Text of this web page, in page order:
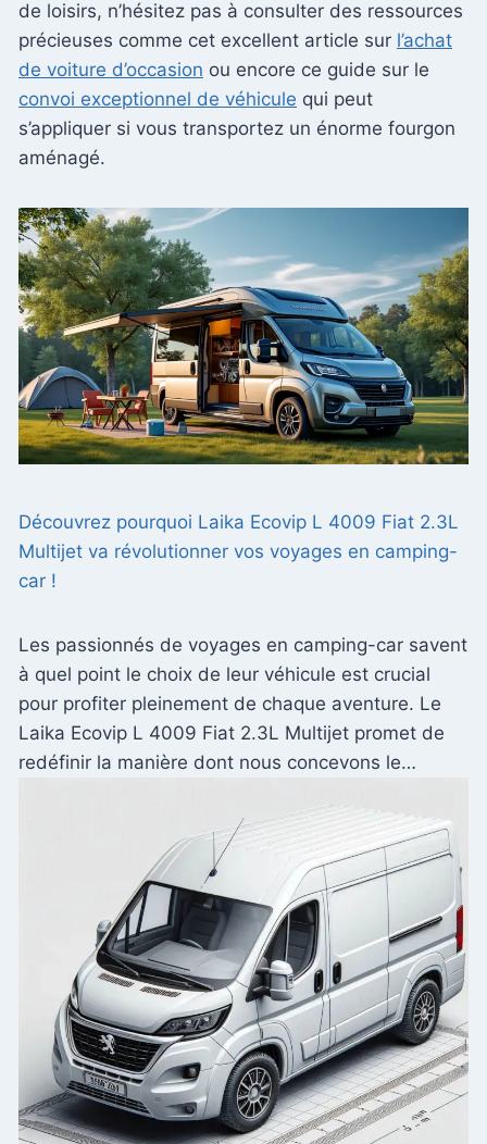
de loisirs, n’hésitez pas à consulter des ressources
précieuses comme cet excellent article sur l’achat
de voiture d’occasion ou encore ce guide sur le
convoi exceptionnel de véhicule qui peut
s’appliquer si vous transportez un énorme fourgon
aménagé.
Découvrez pourquoi Laika Ecovip L 4009 Fiat 2.3L
Multijet va révolutionner vos voyages en camping-
car !
Les passionnés de voyages en camping-car savent
à quel point le choix de leur véhicule est crucial
pour profiter pleinement de chaque aventure. Le
Laika Ecovip L 4009 Fiat 2.3L Multijet promet de
redéfinir la manière dont nous concevons le…